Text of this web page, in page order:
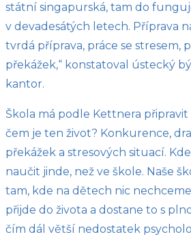
státní singapurská, tam do
v devadesátých letech. Příprava
tvrdá příprava, práce se stresem,
překážek,“ konstatoval ústecký
kantor.
Škola má podle Kettnera připravit
čem je ten život? Konkurence,
překážek a stresových situací.
naučit jinde, než ve škole. Naše
tam, kde na dětech nic
přijde do života a dostane to s
čím dál větší nedostatek